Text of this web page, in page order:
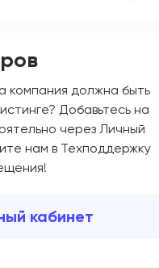
компания должна быть
Добавьтесь на
через Личный
нам в Техподдержку
кабинет